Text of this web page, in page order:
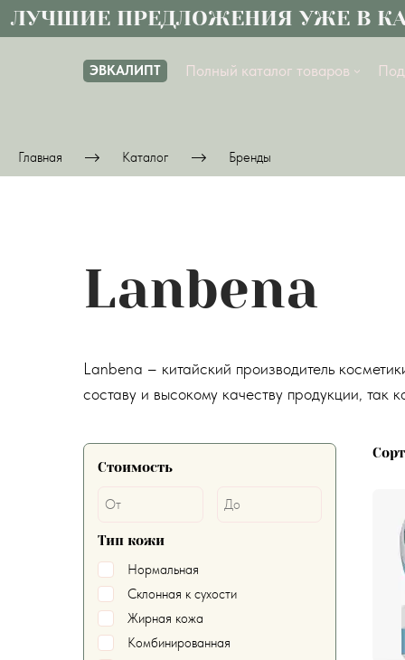
ПРЕДЛОЖЕНИЯ УЖЕ В
ЭВКАЛИПТ Полный каталог товаров
Главная Каталог Бренды
Lanbena
Lanbena – китайский производитель
составу и высокому качеству продукции,
Стоимость
Тип кожи
Нормальная
Склонная к сухости
Жирная кожа
Комбинированная